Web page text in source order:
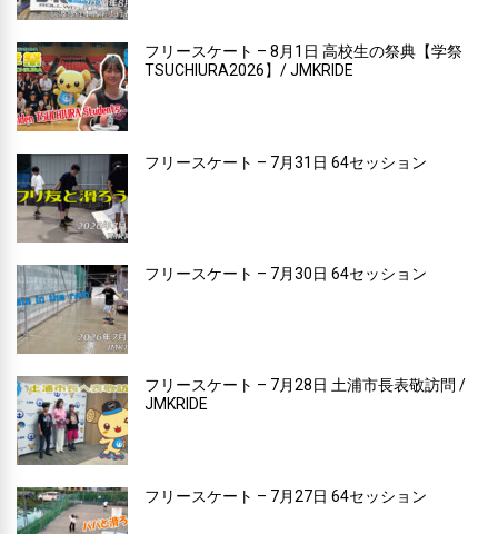
フリースケート – 8月1日 高校生の祭典【学祭
TSUCHIURA2026】/ JMKRIDE
フリースケート – 7月31日 64セッション
フリースケート – 7月30日 64セッション
フリースケート – 7月28日 土浦市長表敬訪問 /
JMKRIDE
フリースケート – 7月27日 64セッション